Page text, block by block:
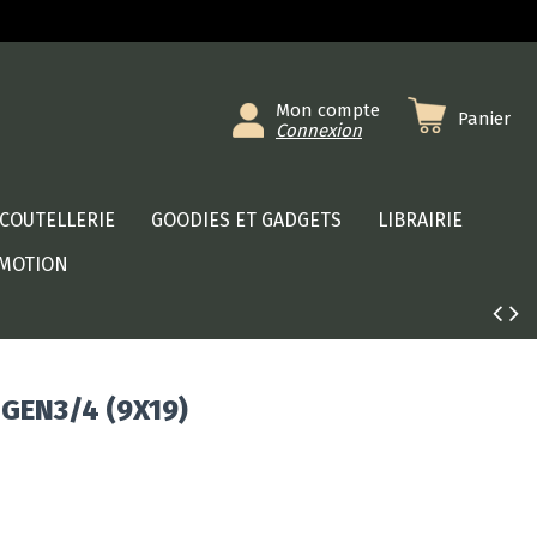
Mon compte
Connexion
Panier
COUTELLERIE GOODIES ET GADGETS
LIBRAIRIE
GEN3/4 (9X19)